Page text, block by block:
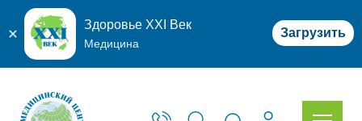
Здоровье XXI Век
Медицина
Загрузить